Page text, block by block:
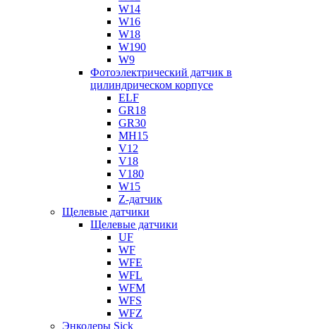
W14
W16
W18
W190
W9
Фотоэлектрический датчик в
цилиндрическом корпусе
ELF
GR18
GR30
MH15
V12
V18
V180
W15
Z-датчик
Щелевые датчики
Щелевые датчики
UF
WF
WFE
WFL
WFM
WFS
WFZ
Энкодеры Sick